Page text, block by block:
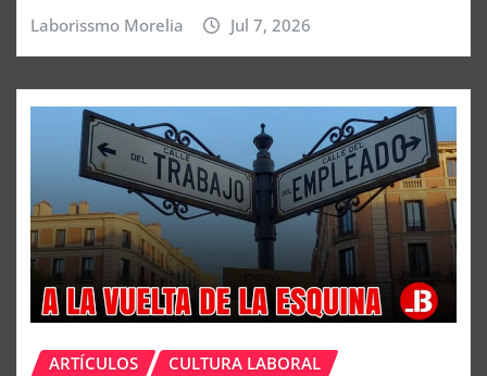
Laborissmo Morelia Jul 7, 2026
ARTÍCULOS CULTURA LABORAL